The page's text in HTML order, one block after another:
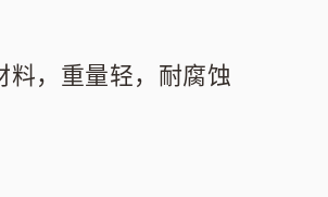
料，重量轻，耐腐蚀